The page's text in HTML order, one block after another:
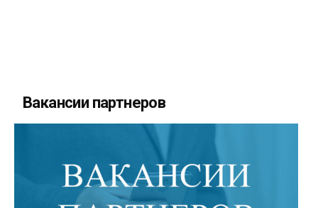
Вакансии партнеров